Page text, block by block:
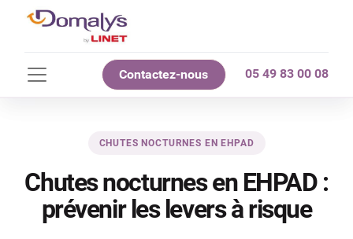
Contactez-nous 05 49 83 00 08
CHUTES NOCTURNES EN EHPAD
Chutes nocturnes en EHPAD :
prévenir les levers à risque